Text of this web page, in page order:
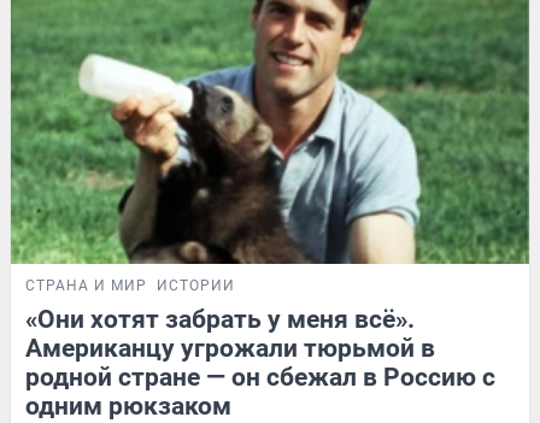
СТРАНА И МИР ИСТОРИИ
«Они хотят забрать у меня всё».
Американцу угрожали тюрьмой в
родной стране — он сбежал в Россию с
одним рюкзаком